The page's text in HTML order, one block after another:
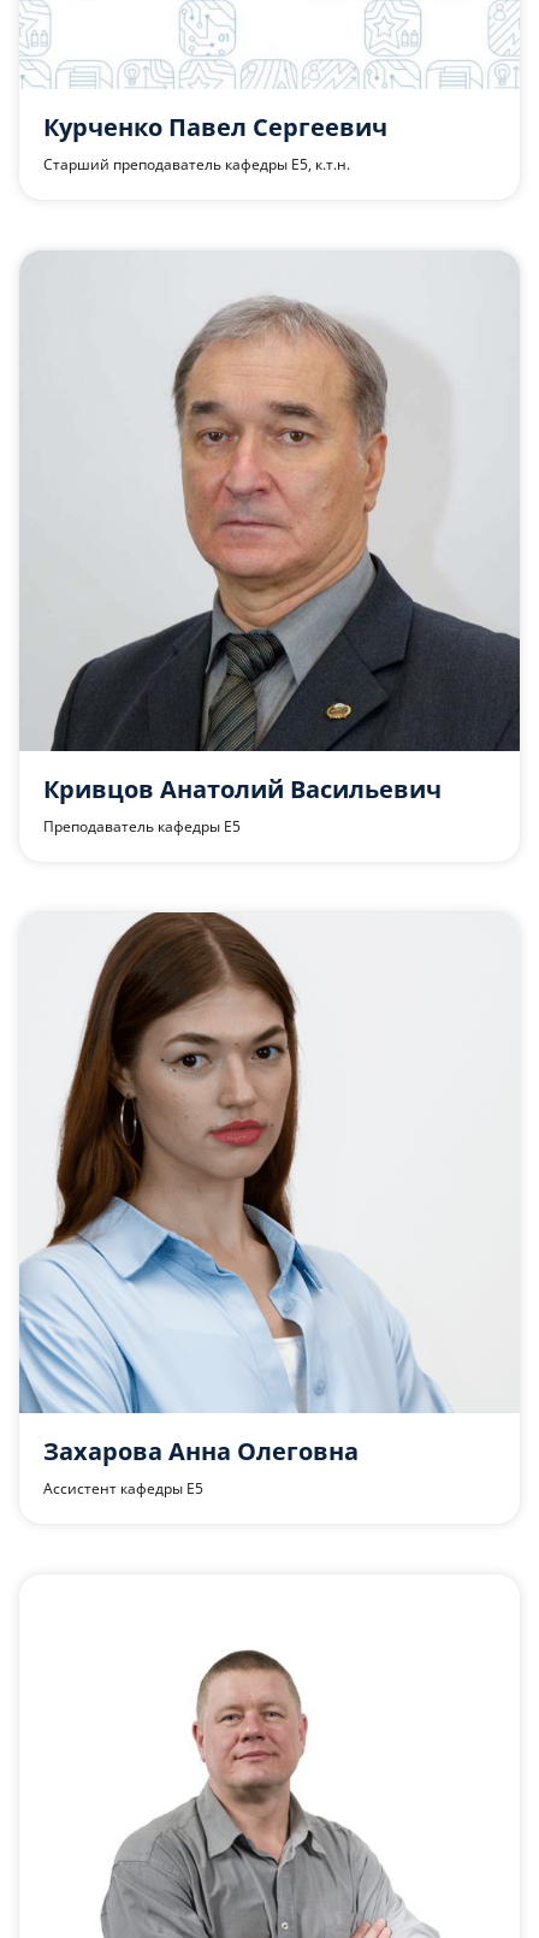
Курченко Павел Сергеевич
Старший преподаватель кафедры Е5, к.т.н.
Кривцов Анатолий Васильевич
Преподаватель кафедры Е5
Захарова Анна Олеговна
Ассистент кафедры Е5